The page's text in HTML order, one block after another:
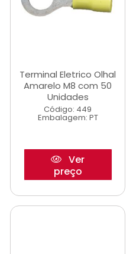
Terminal Eletrico Olhal
Amarelo M8 com 50
Unidades
Código: 449
Embalagem: PT
Ver
preço